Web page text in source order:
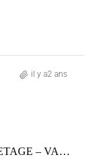
il y a2 ans
SUPERBE APPARTEMENT DERNIER ETAGE – VASTE TERRASSE VUE PANORAMIQUE